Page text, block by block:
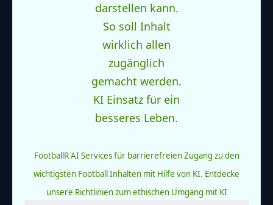
FootballR AI Services für barrierefreien Zugang zu den
wichtigsten Football Inhalten mit Hilfe von KI. Entdecke
unsere Richtlinien zum ethischen Umgang mit KI